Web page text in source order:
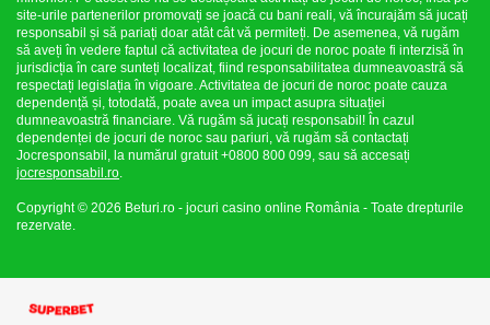
site-urile partenerilor promovați se joacă cu bani reali, vă încurajăm să jucați
responsabil și să pariați doar atât cât vă permiteți. De asemenea, vă rugăm
să aveți în vedere faptul că activitatea de jocuri de noroc poate fi interzisă în
jurisdicția în care sunteți localizat, fiind responsabilitatea dumneavoastră să
respectați legislația în vigoare. Activitatea de jocuri de noroc poate cauza
dependență și, totodată, poate avea un impact asupra situației
dumneavoastră financiare. Vă rugăm să jucați responsabil! În cazul
dependenței de jocuri de noroc sau pariuri, vă rugăm să contactați
Jocresponsabil, la numărul gratuit +0800 800 099, sau să accesați
jocresponsabil.ro.
Copyright © 2026 Beturi.ro - jocuri casino online România - Toate drepturile
rezervate.